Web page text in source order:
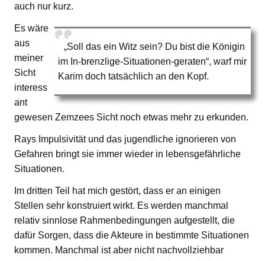
auch nur kurz.
„Soll das ein Witz sein? Du bist die Königin
im In-brenzlige-Situationen-geraten“, warf mir
Karim doch tatsächlich an den Kopf.
Es wäre
aus
meiner
Sicht
interess
ant
gewesen Zemzees Sicht noch etwas mehr zu erkunden.
Rays Impulsivität und das jugendliche ignorieren von
Gefahren bringt sie immer wieder in lebensgefährliche
Situationen.
Im dritten Teil hat mich gestört, dass er an einigen
Stellen sehr konstruiert wirkt. Es werden manchmal
relativ sinnlose Rahmenbedingungen aufgestellt, die
dafür Sorgen, dass die Akteure in bestimmte Situationen
kommen. Manchmal ist aber nicht nachvollziehbar